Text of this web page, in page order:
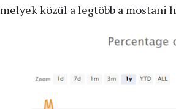
melyek közül a legtöbb a mostani